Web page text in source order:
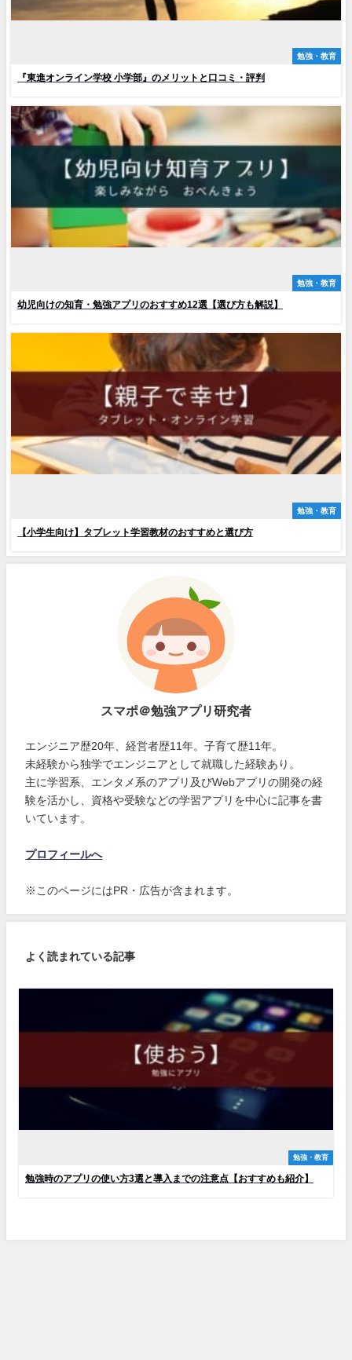
勉強・教育
『東進オンライン学校 小学部』のメリットと口コミ・評判
勉強・教育
幼児向けの知育・勉強アプリのおすすめ12選【選び方も解説】
勉強・教育
【小学生向け】タブレット学習教材のおすすめと選び方
スマポ＠勉強アプリ研究者
エンジニア歴20年、経営者歴11年。子育て歴11年。
未経験から独学でエンジニアとして就職した経験あり。
主に学習系、エンタメ系のアプリ及びWebアプリの開発の経
験を活かし、資格や受験などの学習アプリを中心に記事を書
いています。
プロフィールへ
※このページにはPR・広告が含まれます。
よく読まれている記事
勉強・教育
勉強時のアプリの使い方3選と導入までの注意点【おすすめも紹介】